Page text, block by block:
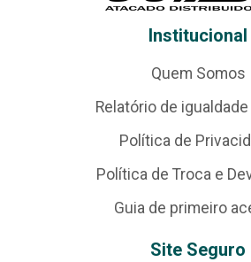
Institucional
Quem Somos
Relatório de igualdade
Política de
Política de Troca e
Guia de primeiro
Site Seguro